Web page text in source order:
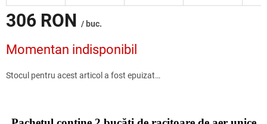
306 RON / buc.
preţ:
Momentan indisponibil
Stocul pentru acest articol a fost epuizat…